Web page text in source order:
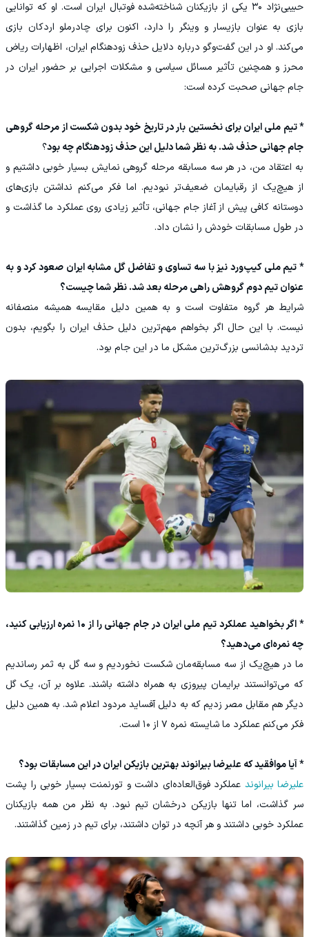
حبیبی‌نژاد ۳۰ یکی از بازیکنان شناخته‌شده فوتبال ایران است. او که توانایی
بازی به عنوان بازیسار و وینگر را دارد، اکنون برای چادرملو اردکان بازی
می‌کند. او در این گفت‌وگو درباره دلایل حذف زودهنگام ایران، اظهارات ریاض
محرز و همچنین تأثیر مسائل سیاسی و مشکلات اجرایی بر حضور ایران در
جام جهانی صحبت کرده است:
* تیم ملی ایران برای نخستین بار در تاریخ خود بدون شکست از مرحله گروهی
جام جهانی حذف شد. به نظر شما دلیل این حذف زودهنگام چه بود؟
به اعتقاد من، در هر سه مسابقه مرحله گروهی نمایش بسیار خوبی داشتیم و
از هیچ‌یک از رقبایمان ضعیف‌تر نبودیم. اما فکر می‌کنم نداشتن بازی‌های
دوستانه کافی پیش از آغاز جام جهانی، تأثیر زیادی روی عملکرد ما گذاشت و
در طول مسابقات خودش را نشان داد.
* تیم ملی کیپ‌ورد نیز با سه تساوی و تفاضل گل مشابه ایران صعود کرد و به
عنوان تیم دوم گروهش راهی مرحله بعد شد. نظر شما چیست؟
شرایط هر گروه متفاوت است و به همین دلیل مقایسه همیشه منصفانه
نیست. با این حال اگر بخواهم مهم‌ترین دلیل حذف ایران را بگویم، بدون
تردید بدشانسی بزرگ‌ترین مشکل ما در این جام بود.
* اگر بخواهید عملکرد تیم ملی ایران در جام جهانی را از ۱۰ نمره ارزیابی کنید،
چه نمره‌ای می‌دهید؟
ما در هیچ‌یک از سه مسابقه‌مان شکست نخوردیم و سه گل به ثمر رساندیم
که می‌توانستند برایمان پیروزی به همراه داشته باشند. علاوه بر آن، یک گل
دیگر هم مقابل مصر زدیم که به دلیل آفساید مردود اعلام شد. به همین دلیل
فکر می‌کنم عملکرد ما شایسته نمره ۷ از ۱۰ است.
* آیا موافقید که علیرضا بیرانوند بهترین بازیکن ایران در این مسابقات بود؟
علیرضا بیرانوند عملکرد فوق‌العاده‌ای داشت و تورنمنت بسیار خوبی را پشت
سر گذاشت، اما تنها بازیکن درخشان تیم نبود. به نظر من همه بازیکنان
عملکرد خوبی داشتند و هر آنچه در توان داشتند، برای تیم در زمین گذاشتند.